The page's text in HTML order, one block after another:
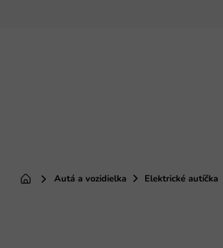
DomovAutá a vozidielka Elektrické autíčka